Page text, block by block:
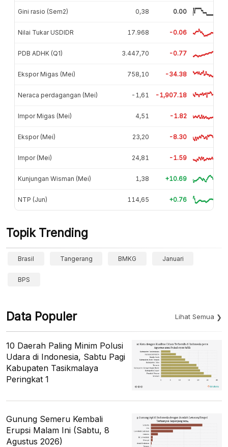
Gini rasio (Sem2) 0,38 0.00
Nilai Tukar USDIDR 17.968 -0.06
PDB ADHK (Q1) 3.447,70 -0.77
Ekspor Migas (Mei) 758,10 -34.38
Neraca perdagangan (Mei) -1,61 -1,907.18
Impor Migas (Mei) 4,51 -1.82
Ekspor (Mei) 23,20 -8.30
Impor (Mei) 24,81 -1.59
Kunjungan Wisman (Mei) 1,38 +10.69
NTP (Jun) 114,65 +0.76
Topik Trending
Brasil Tangerang BMKG Januari
BPS
Data Populer Lihat Semua
10 Daerah Paling Minim Polusi
Udara di Indonesia, Sabtu Pagi
Kabupaten Tasikmalaya
Peringkat 1
Gunung Semeru Kembali
Erupsi Malam Ini (Sabtu, 8
Agustus 2026)